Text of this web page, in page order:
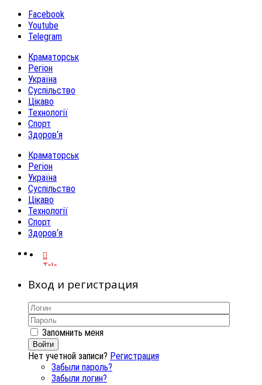
Facebook
Youtube
Telegram
Краматорськ
Регіон
Україна
Суспільство
Цікаво
Технології
Спорт
Здоров‘я
Краматорськ
Регіон
Україна
Суспільство
Цікаво
Технології
Спорт
Здоров‘я
Telegram
Вход и регистрация
Запомнить меня
Войти
Нет учетной записи? Регистрация
Забыли пароль?
Забыли логин?